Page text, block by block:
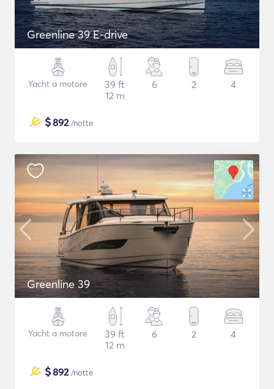
Greenline 39 E-drive
Yacht a motore
39 ft
12 m
6 2 4
$892/notte
Greenline 39
Yacht a motore
39 ft
12 m
6 2 4
$892/notte